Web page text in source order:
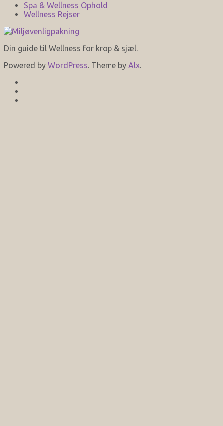
Spa & Wellness Ophold
Wellness Rejser
Din guide til Wellness for krop & sjæl.
Powered by WordPress. Theme by Alx.